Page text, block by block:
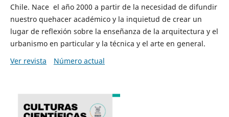
Chile. Nace el año 2000 a partir de la necesidad de difundir
nuestro quehacer académico y la inquietud de crear un
lugar de reflexión sobre la enseñanza de la arquitectura y el
urbanismo en particular y la técnica y el arte en general.
Ver revista
Número actual